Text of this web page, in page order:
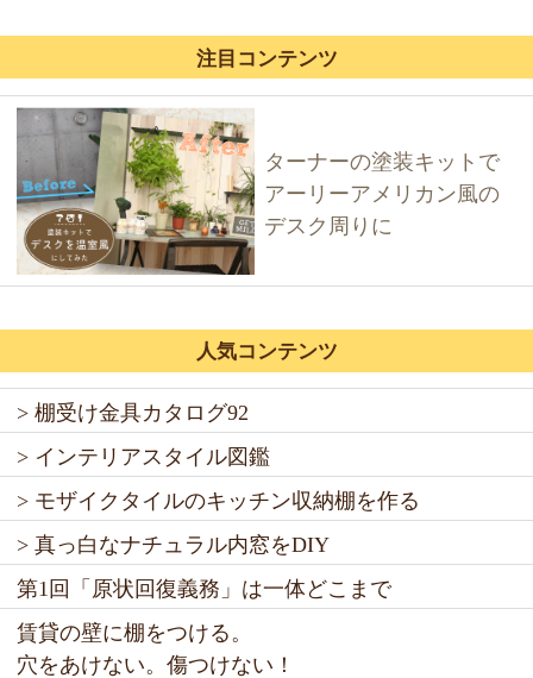
注目コンテンツ
ターナーの塗装キットで
アーリーアメリカン風の
デスク周りに
人気コンテンツ
> 棚受け金具カタログ92
> インテリアスタイル図鑑
> モザイクタイルのキッチン収納棚を作る
> 真っ白なナチュラル内窓をDIY
第1回「原状回復義務」は一体どこまで
賃貸の壁に棚をつける。
穴をあけない。傷つけない！